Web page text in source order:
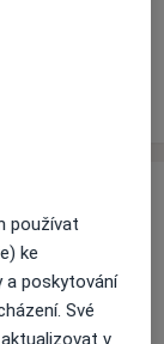
k dispozici
informace o
používat
ke
a poskytování
Své
v